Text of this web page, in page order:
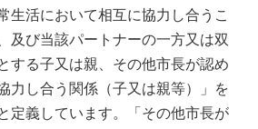
生活において相互に協力し合うこ
及び当該パートナーの一方又は双
する子又は親、その他市長が認め
力し合う関係（子又は親等）」を
定義しています。「その他市長が